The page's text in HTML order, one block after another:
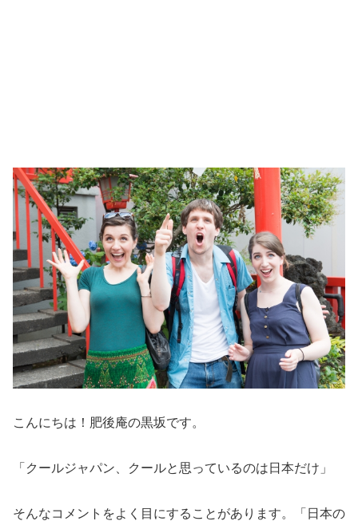
こんにちは！肥後庵の黒坂です。
「クールジャパン、クールと思っているのは日本だけ」
そんなコメントをよく目にすることがあります。「日本の